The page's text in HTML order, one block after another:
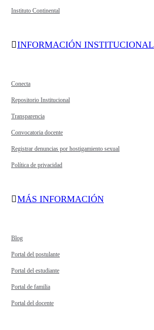
Instituto Continental
INFORMACIÓN INSTITUCIONAL
Conecta
Repositorio Institucional
Transparencia
Convocatoria docente
Registrar denuncias por hostigamiento sexual
Política de privacidad
MÁS INFORMACIÓN
Blog
Portal del postulante
Portal del estudiante
Portal de familia
Portal del docente